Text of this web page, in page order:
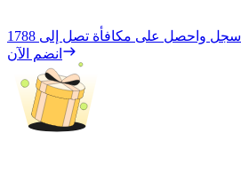
سجل واحصل على مكافأة تصل إلى
انضم الآن